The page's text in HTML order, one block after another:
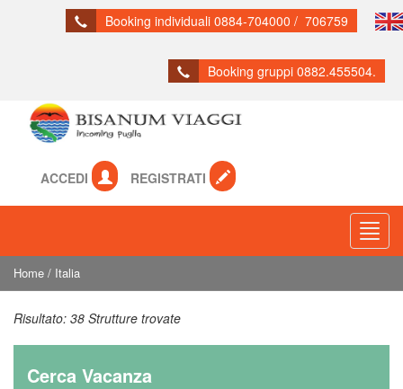
Booking individuali 0884-704000 / 706759
Booking gruppi 0882.455504.
ACCEDI REGISTRATI
Home / Italia
Risultato: 38 Strutture trovate
Cerca Vacanza